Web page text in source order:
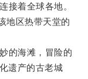
着全球各地。
区热带天堂的
的海滩，冒险的
遗产的古老城